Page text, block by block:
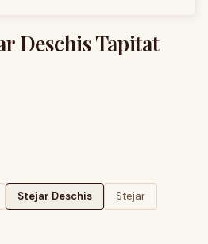
Deschis Tapitat
Stejar Deschis
Stejar